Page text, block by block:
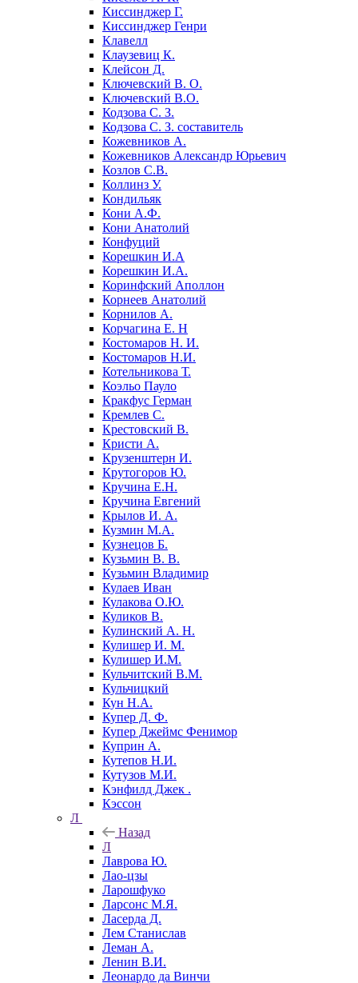
Киссинджер Г.
Киссинджер Генри
Клавелл
Клаузевиц К.
Клейсон Д.
Ключевский В. О.
Ключевский В.О.
Кодзова С. З.
Кодзова С. З. составитель
Кожевников А.
Кожевников Александр Юрьевич
Козлов С.В.
Коллинз У.
Кондильяк
Кони А.Ф.
Кони Анатолий
Конфуций
Корешкин И.А
Корешкин И.А.
Коринфский Аполлон
Корнеев Анатолий
Корнилов А.
Корчагина Е. Н
Костомаров Н. И.
Костомаров Н.И.
Котельникова Т.
Коэльо Пауло
Кракфус Герман
Кремлев С.
Крестовский В.
Кристи А.
Крузенштерн И.
Крутогоров Ю.
Кручина Е.Н.
Кручина Евгений
Крылов И. А.
Кузмин М.А.
Кузнецов Б.
Кузьмин В. В.
Кузьмин Владимир
Кулаев Иван
Кулакова О.Ю.
Куликов В.
Кулинский А. Н.
Кулишер И. М.
Кулишер И.М.
Кульчитский В.М.
Кульчицкий
Кун Н.А.
Купер Д. Ф.
Купер Джеймс Фенимор
Куприн А.
Кутепов Н.И.
Кутузов М.И.
Кэнфилд Джек .
Кэссон
Л
Назад
Л
Лаврова Ю.
Лао-цзы
Ларошфуко
Ларсонс М.Я.
Ласерда Д.
Лем Станислав
Леман А.
Ленин В.И.
Леонардо да Винчи